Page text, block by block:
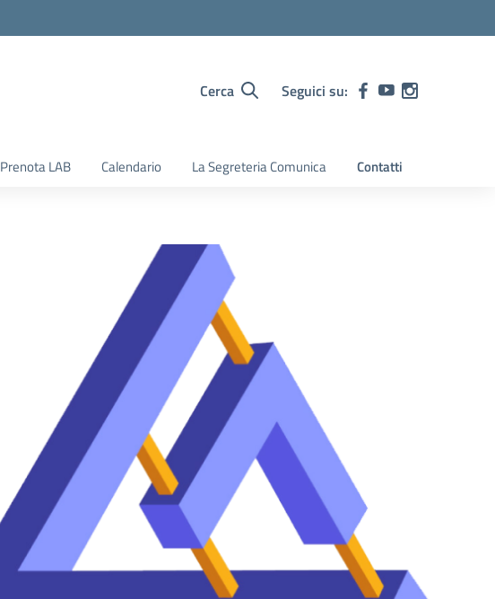
Cerca Seguici su:
Prenota LAB Calendario La Segreteria Comunica Contatti